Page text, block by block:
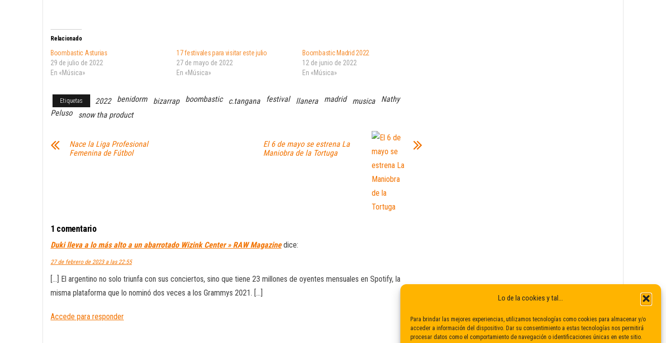
Lo de la cookies y tal...
Para brindar las mejores experiencias, utilizamos tecnologías como cookies para almacenar y/o
acceder a información del dispositivo. Dar su consentimiento a estas tecnologías nos permitirá
procesar datos como el comportamiento de navegación o identificaciones únicas en este sitio.
Relacionado
Boombastic Asturias
29 de julio de 2022
En «Música»
17 festivales para visitar este julio
27 de mayo de 2022
En «Música»
Boombastic Madrid 2022
12 de junio de 2022
En «Música»
Etiquetas 2022 benidorm bizarrap boombastic c.tangana festival llanera madrid musica
Nathy
Peluso
snow tha product
Nace la Liga Profesional
Femenina de Fútbol
El 6 de mayo se estrena La
Maniobra de la Tortuga
1 comentario
Duki lleva a lo más alto a un abarrotado Wizink Center » RAW Magazine dice:
27 de febrero de 2023 a las 22:55
[…] El argentino no solo triunfa con sus conciertos, sino que tiene 23 millones de oyentes mensuales en Spotify, la
misma plataforma que lo nominó dos veces a los Grammys 2021. […]
Accede para responder